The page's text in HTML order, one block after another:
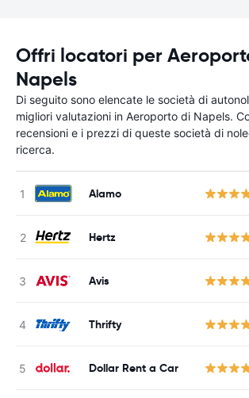
Offri locatori per
Napels
Di seguito sono elencate le società di
migliori valutazioni in Aeroporto di Napels.
recensioni e i prezzi di queste società di
ricerca.
Alamo
Hertz
Avis
Thrifty
Dollar Rent a Car